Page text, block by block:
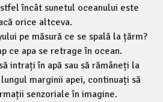
încât sunetul oceanului este
orice altceva.
pe măsură ce se spală la țărm?
ce apa se retrage în ocean.
intrați în apă sau să rămâneți la
marginii apei, continuați să
senzoriale în imagine.